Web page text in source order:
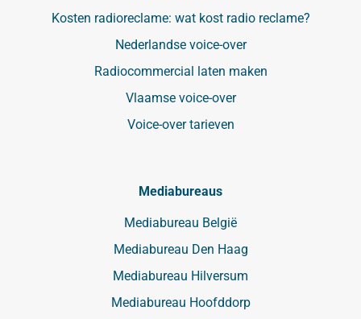
Kosten radioreclame: wat kost radio reclame?
Nederlandse voice-over
Radiocommercial laten maken
Vlaamse voice-over
Voice-over tarieven
Mediabureaus
Mediabureau België
Mediabureau Den Haag
Mediabureau Hilversum
Mediabureau Hoofddorp